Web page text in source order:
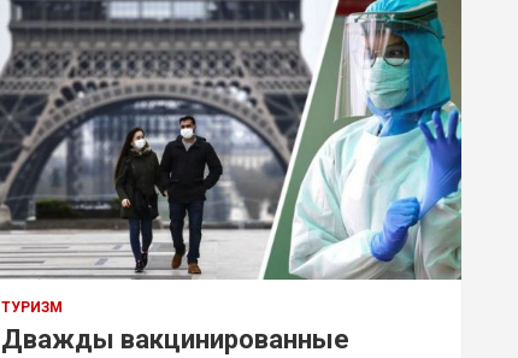
ТУРИЗМ
Дважды вакцинированные